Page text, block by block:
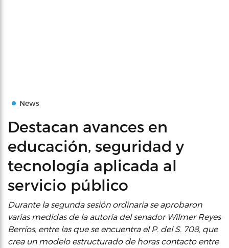
News
Destacan avances en
educación, seguridad y
tecnología aplicada al
servicio público
Durante la segunda sesión ordinaria se aprobaron
varias medidas de la autoría del senador Wilmer Reyes
Berríos, entre las que se encuentra el P. del S. 708, que
crea un modelo estructurado de horas contacto entre